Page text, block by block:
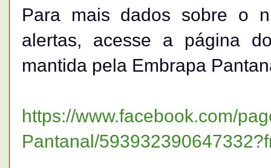
Para mais dados sobre o
alertas, acesse a página
mantida pela Embrapa
https://www.facebook.com/
Pantanal/